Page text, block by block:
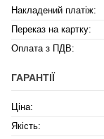
Накладений платіж:
Переказ на картку:
Оплата з ПДВ:
ГАРАНТІЇ
Ціна:
Якість: